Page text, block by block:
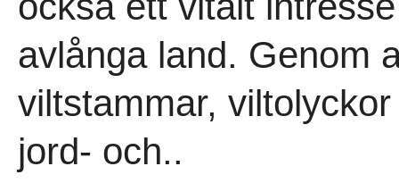
avlånga land. Genom
viltstammar,
jord- och..